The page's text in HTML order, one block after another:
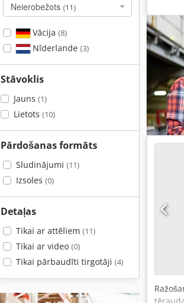
Neierobežots (11)
Vācija (8)
Nīderlande (3)
Stāvoklis
Jauns (1)
Lietots (10)
Pārdošanas formāts
Sludinājumi (11)
Izsoles (0)
Detaļas
Tikai ar attēliem (11)
Tikai ar video (0)
Tikai pārbaudīti tirgotāji (4)